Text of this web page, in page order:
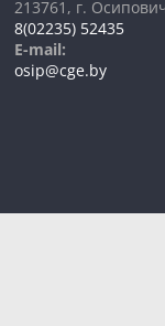
213761, г.
8(02235) 52435
E-mail:
osip@cge.by